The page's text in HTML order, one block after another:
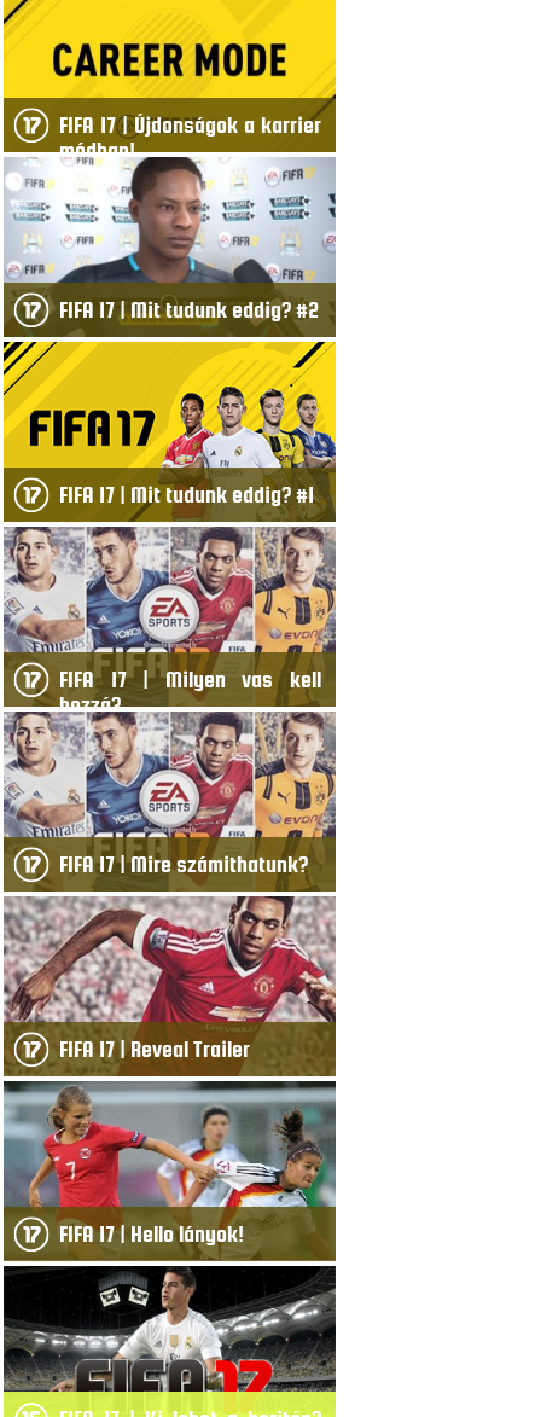
FIFA 17 | Újdonságok a karrier
módban!
FIFA 17 | Mit tudunk eddig? #2
FIFA 17 | Mit tudunk eddig? #1
FIFA 17 | Milyen vas kell
hozzá?
FIFA 17 | Mire számithatunk?
FIFA 17 | Reveal Trailer
FIFA 17 | Hello lányok!